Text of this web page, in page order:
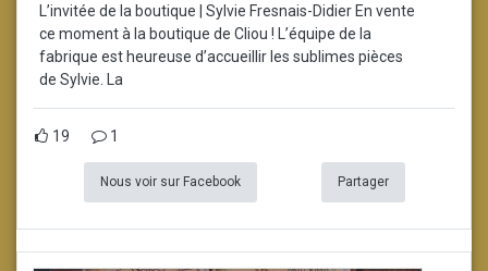
L’invitée de la boutique | Sylvie Fresnais-Didier En vente
ce moment à la boutique de Cliou ! L’équipe de la
fabrique est heureuse d’accueillir les sublimes pièces
de Sylvie. La
19 1
Nous voir sur Facebook Partager